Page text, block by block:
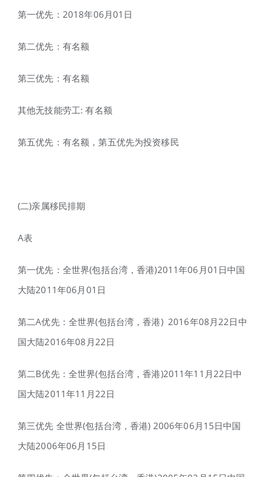
第一优先：2018年06月01日
第二优先：有名额
第三优先：有名额
其他无技能劳工: 有名额
第五优先：有名额，第五优先为投资移民
(二)亲属移民排期
A表
第一优先：全世界(包括台湾，香港)2011年06月01日中国
大陆2011年06月01日
第二A优先：全世界(包括台湾，香港) 2016年08月22日中
国大陆2016年08月22日
第二B优先：全世界(包括台湾，香港)2011年11月22日中
国大陆2011年11月22日
第三优先 全世界(包括台湾，香港) 2006年06月15日中国
大陆2006年06月15日